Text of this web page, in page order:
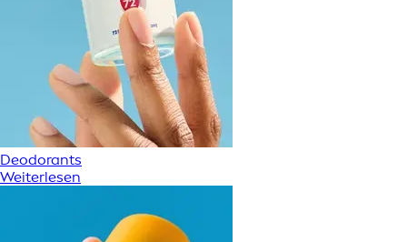
Deodorants
Weiterlesen